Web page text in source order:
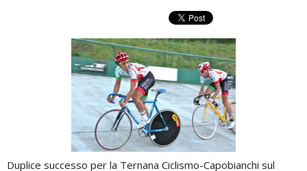
Duplice successo per la Ternana Ciclismo-Capobianchi sul